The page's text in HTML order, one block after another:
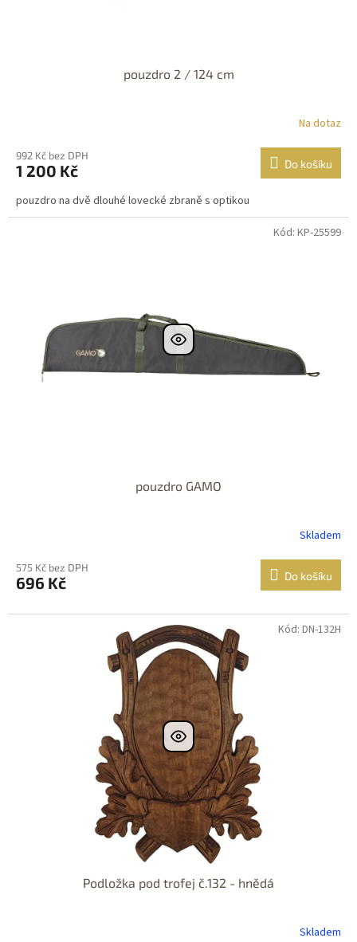
pouzdro 2 / 124 cm
Na dotaz
992 Kč bez DPH
1 200 Kč Do košíku
pouzdro na dvě dlouhé lovecké zbraně s optikou
pouzdro GAMO
Skladem
575 Kč bez DPH
696 Kč Do košíku
Kód: KP-25599
Podložka pod trofej č.132 - hnědá
Skladem
Kód: DN-132H